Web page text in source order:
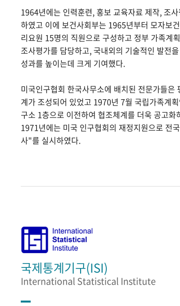
1964년에는 인력훈련, 홍보 교육자료 제작, 조
하였고 이에 보건사회부는 1965년부터 모자보
리요원 15명의 직원으로 구성하고 정부 가족계
조사평가를 담당하고, 국내외의 기술적인 발전
성과를 높이는데 크게 기여했다.
미국인구협회 한국사무소에 배치된 전문가들
계가 조성되어 있었고 1970년 7월 국립가족계
구소 1층으로 이전하여 협조체계를 더욱 공고화
1971년에는 미국 인구협회의 재정지원으로 전
사"를 실시하였다.
국제통계기구(ISI)
International Statistical Institute